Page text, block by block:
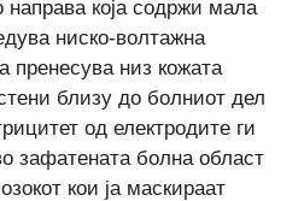
која содржи мала
ниско-волтажна
пренесува низ кожата
близу до болниот дел
од електродите ги
зафатената болна област
кои ја маскираат